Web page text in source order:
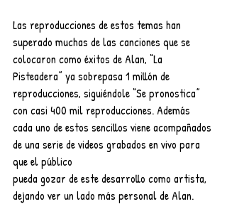
Las reproducciones de estos temas han
superado muchas de las canciones que se
colocaron como éxitos de Alan, “La
Pisteadera” ya sobrepasa 1 millón de
reproducciones, siguiéndole “Se pronostica”
con casi 400 mil reproducciones. Además
cada uno de estos sencillos viene acompañados
de una serie de videos grabados en vivo para
que el público
pueda gozar de este desarrollo como artista,
dejando ver un lado más personal de Alan.